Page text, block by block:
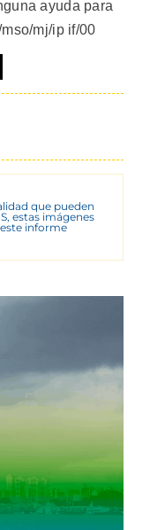
ayuda para
mj/ip if/00
que pueden
estas imágenes
informe